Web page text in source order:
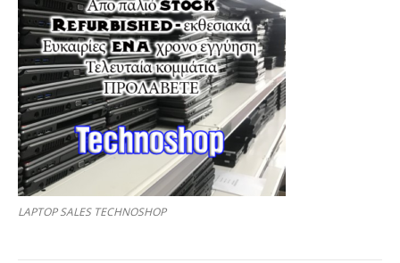
LAPTOP SALES TECHNOSHOP